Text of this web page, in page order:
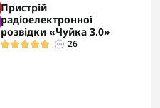
Пристрій
радіоелектронної
розвідки «Чуйка 3.0»
26